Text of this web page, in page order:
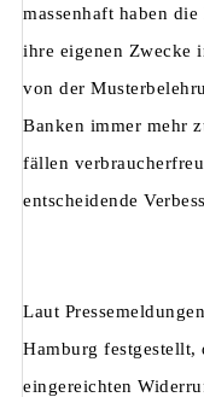
massenhaft haben
ihre eigenen Zwecke
von der
Banken immer mehr
fällen
entscheidende
Laut
Hamburg festgestellt,
eingereichten